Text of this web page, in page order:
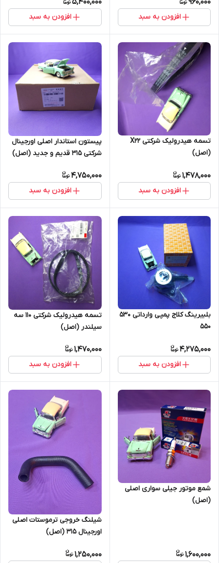
960,000
افزودن به سبد
5,400,000
افزودن به سبد
تسمه هیدرولیک شرکتی X22
(اصل)
1,478,000
افزودن به سبد
پیستون استاندار اصلی اورجینال
شرکتی 315 قدیم و جدید (اصل)
4,750,000
افزودن به سبد
بلبیرینگ کلاج پمپی وارداتی 530
550
4,275,000
افزودن به سبد
تسمه هیدرولیک شرکتی 110 سه
سیلندر (اصل)
1,470,000
افزودن به سبد
شمع موتور جیلی سواری اصلی
(اصل)
1,600,000
شیلنگ خروجی ترموستات اصلی
اورجینال 315 (اصل)
1,250,000